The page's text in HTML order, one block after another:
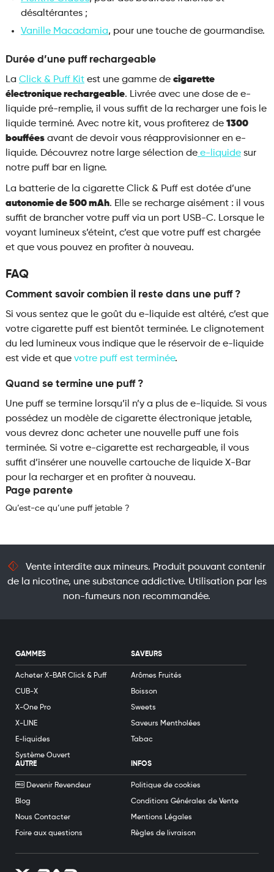
désaltérantes ;
Vanille Macadamia, pour une touche de gourmandise.
Durée d’une puff rechargeable
La Click & Puff Kitest une gamme de cigarette
électronique rechargeable. Livrée avec une dose de e-
liquide pré-remplie, il vous suffit de la recharger une fois le
liquide terminé. Avec notre kit, vous profiterez de 1300
boufféesavant de devoir vous réapprovisionner en e-
liquide. Découvrez notre large sélection dee-liquidesur
notre puff bar en ligne.
La batterie de la cigarette Click & Puff est dotée d’une
autonomie de 500 mAh. Elle se recharge aisément : il vous
suffit de brancher votre puff via un port USB-C. Lorsque le
voyant lumineux s’éteint, c’est que votre puff est chargée
et que vous pouvez en profiter à nouveau.
FAQ
Comment savoir combien il reste dans une puff ?
Si vous sentez que le goût du e-liquide est altéré, c’est que
votre cigarette puff est bientôt terminée. Le clignotement
du led lumineux vous indique que le réservoir de e-liquide
est vide et que votre puff est terminée.
Quand se termine une puff ?
Une puff se termine lorsqu’il n’y a plus de e-liquide. Si vous
possédez un modèle de cigarette électronique jetable,
vous devrez donc acheter une nouvelle puff une fois
terminée. Si votre e-cigarette est rechargeable, il vous
suffit d’insérer une nouvelle cartouche de liquide X-Bar
pour la recharger et en profiter à nouveau.
Page parente
Qu’est-ce qu’une puff jetable ?
Vente interdite aux mineurs. Produit pouvant contenir
de la nicotine, une substance addictive. Utilisation par les
non-fumeurs non recommandée.
GAMMES
Acheter X-BAR Click & Puff
CUB-X
X-One Pro
X-LINE
E-liquides
Système Ouvert
SAVEURS
Arômes Fruités
Boisson
Sweets
Saveurs Mentholées
Tabac
AUTRE
Devenir Revendeur
Blog
Nous Contacter
Foire aux questions
INFOS
Politique de cookies
Conditions Générales de Vente
Mentions Légales
Règles de livraison